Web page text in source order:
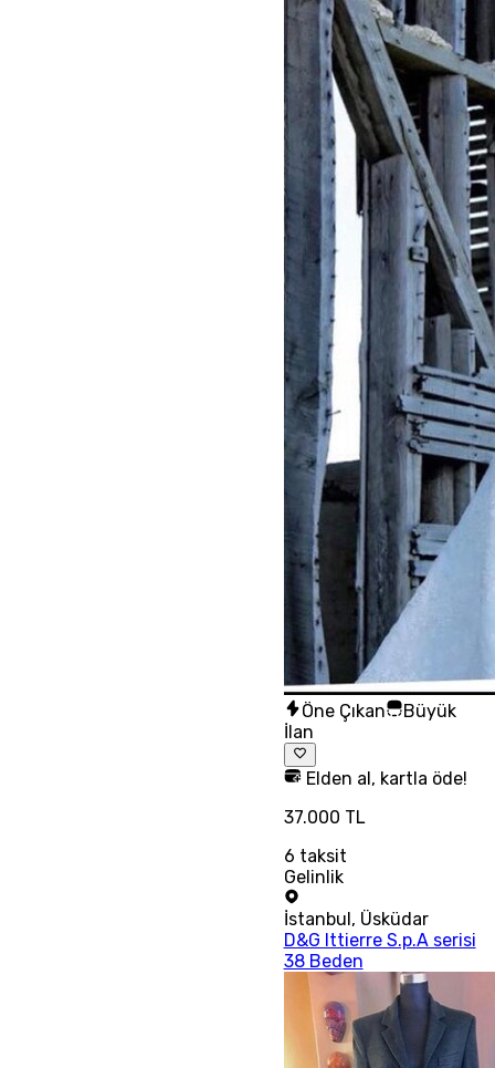
Öne Çıkan
Büyük
İlan
Elden al, kartla öde!
37.000 TL
6 taksit
Gelinlik
İstanbul, Üsküdar
D&G Ittierre S.p.A serisi
38 Beden